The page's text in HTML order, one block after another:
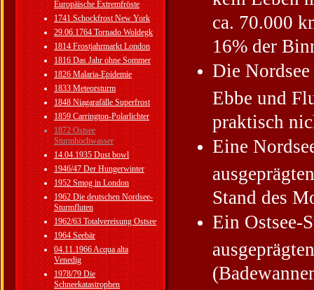
Europäische Extremfröste
1741 Schockfrost New York
29.06.1764 Tornado Woldegk
1814 Frostjahrmarkt London
1816 Das Jahr ohne Sommer
1826 Malaria-Epidemie
1833 Meteorsturm
1848 Niagarafälle Superfrost
1859 Carrington-Polarlichter
1872 Ostsee
Sturmhochwasser
14.04.1935 Dust bowl
1946/47 Der Hungerwinter
1952 Smog in London
1962 Die deutschen Nordsee-
Sturmfluten
1962/63 Totalvereisung Ostsee
1964 Seebär
04.11.1966 Acqua alta
Venedig
1978/79 Die
Schneekatastrophen
ca. 70.000
16% der
Die
Ebbe und
praktisch
Eine
Stand des
Ein Ostsee-